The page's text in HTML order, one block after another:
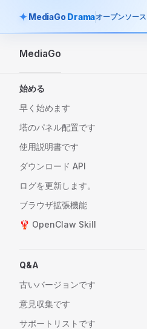
MediaGoDramaオープンソース
Skip to content
MediaGo
始める
早く始めます
塔のパネル配置です
使用説明書です
ダウンロード API
ログを更新します。
ブラウザ拡張機能
🦞 OpenClaw Skill
Q&A
古いバージョンです
意見収集です
サポートリストです